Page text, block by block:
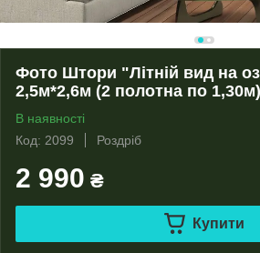
Фото Штори "Літній вид на
2,5м*2,6м (2 полотна по
В наявності
Код: 2099
Роздріб
2 990 ₴
Купити